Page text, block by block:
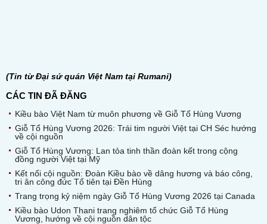
(Tin từ Đại sứ quán Việt Nam tại Rumani)
CÁC TIN ĐÃ ĐĂNG
Kiều bào Việt Nam từ muôn phương về Giỗ Tổ Hùng Vương
Giỗ Tổ Hùng Vương 2026: Trái tim người Việt tại CH Séc hướng
về cội nguồn
Giỗ Tổ Hùng Vương: Lan tỏa tinh thần đoàn kết trong cộng
đồng người Việt tại Mỹ
Kết nối cội nguồn: Đoàn Kiều bào về dâng hương và báo công,
tri ân công đức Tổ tiên tại Đền Hùng
Trang trọng kỷ niệm ngày Giỗ Tổ Hùng Vương 2026 tại Canada
Kiều bào Udon Thani trang nghiêm tổ chức Giỗ Tổ Hùng
Vương, hướng về cội nguồn dân tộc